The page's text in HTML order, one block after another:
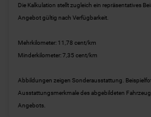
Die Kalkulation stellt zugleich ein repräsentatives
Angebot gültig nach Verfügbarkeit.
Mehrkilometer: 11,78 cent/km
Minderkilometer: 7,35 cent/km
Abbildungen zeigen Sonderausstattung.
Ausstattungsmerkmale des abgebildeten
Angebots.